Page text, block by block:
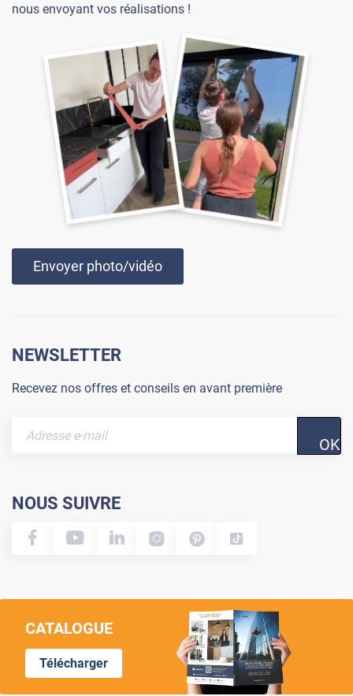
nous envoyant vos réalisations !
Envoyer photo/vidéo
NEWSLETTER
Recevez nos offres et conseils en avant première
OK
NOUS SUIVRE
CATALOGUE
Télécharger